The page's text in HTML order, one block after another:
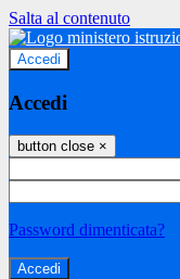
Salta al contenuto
Accedi
Accedi
button close ×
Password dimenticata?